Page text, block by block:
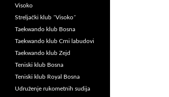
Visoko
Streljački klub ˝Visoko˝
Taekwando klub Bosna
Taekwando klub Crni labudovi
Taekwando klub Zejd
Teniski klub Bosna
Teniski klub Royal Bosna
Udruženje rukometnih sudija